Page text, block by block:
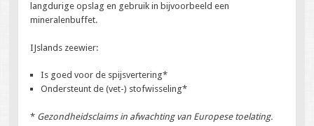
langdurige opslag en gebruik in bijvoorbeeld een
mineralenbuffet.
IJslands zeewier:
Is goed voor de spijsvertering*
Ondersteunt de (vet-) stofwisseling*
* Gezondheidsclaims in afwachting van Europese toelating.